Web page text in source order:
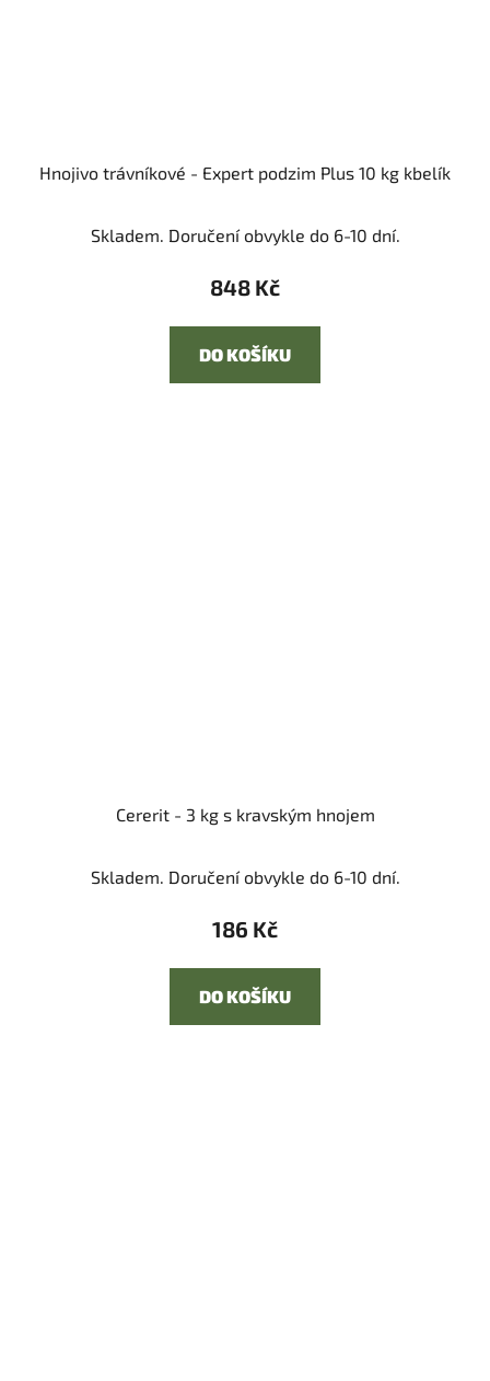
Hnojivo trávníkové - Expert podzim Plus 10 kg kbelík
Skladem. Doručení obvykle do 6-10 dní.
848 Kč
DO KOŠÍKU
Cererit - 3 kg s kravským hnojem
Skladem. Doručení obvykle do 6-10 dní.
186 Kč
DO KOŠÍKU